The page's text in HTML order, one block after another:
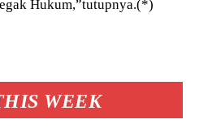
WEEK
Hukum,”tutupnya.(*)